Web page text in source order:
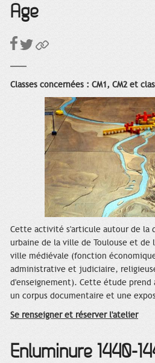
Âge
Classes concernées : CM1, CM2 et
Cette activité s'articule autour de la
urbaine de la ville de Toulouse et
ville médiévale (fonction
administrative et judiciaire,
d'enseignement). Cette étude prend
un corpus documentaire et une
Se renseigner et réserver l'atelier
Enluminure 1440-